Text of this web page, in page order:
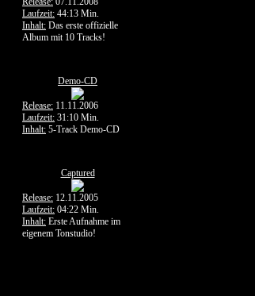
Laufzeit: 44:13 Min.
Inhalt: Das erste offizielle
Album mit 10 Tracks!
Demo-CD
Release: 11.11.2006
Laufzeit: 31:10 Min.
Inhalt: 5-Track Demo-CD
Captured
Release: 12.11.2005
Laufzeit: 04:22 Min.
Inhalt: Erste Aufnahme im
eigenem Tonstudio!